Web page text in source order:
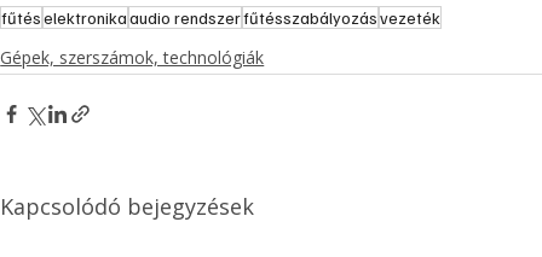
fűtéselektronikaaudio rendszerfűtésszabályozásvezeték
Gépek, szerszámok, technológiák
Kapcsolódó bejegyzések